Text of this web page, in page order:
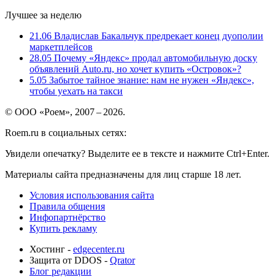
Лучшее за неделю
21.06 Владислав Бакальчук предрекает конец дуополии
маркетплейсов
28.05 Почему «Яндекс» продал автомобильную доску
объявлений Auto.ru, но хочет купить «Островок»?
5.05 Забытое тайное знание: нам не нужен «Яндекс»,
чтобы уехать на такси
© ООО «Роем», 2007 – 2026.
Roem.ru в социальных сетях:
Увидели опечатку? Выделите ее в тексте и нажмите Ctrl+Enter.
Материалы сайта предназначены для лиц старше 18 лет.
Условия использования сайта
Правила общения
Инфопартнёрство
Купить рекламу
Хостинг - edgecenter.ru
Защита от DDOS - Qrator
Блог редакции